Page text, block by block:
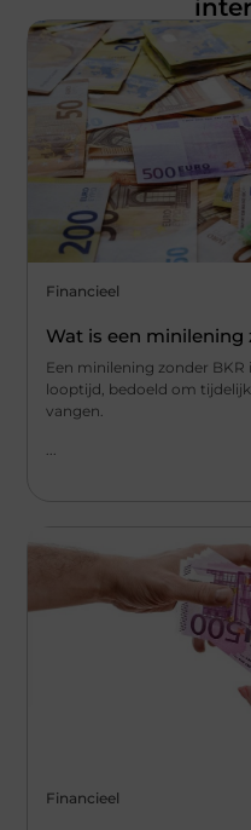
Financieel
Wat is een minilening
Een minilening zonder
looptijd, bedoeld om
vangen.
...
Financieel